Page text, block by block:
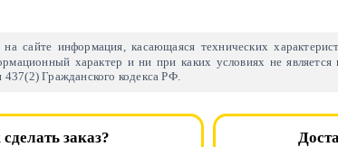
на сайте информация, касающаяся технических
характер и ни при каких условиях не
Гражданского кодекса РФ.
заказ?